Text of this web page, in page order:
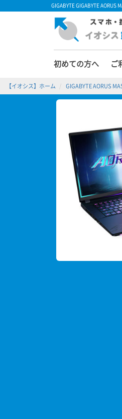
GIGABYTE GIGABYTE
初めての方へ ご
【イオシス】ホーム GIGABYTE AORUS